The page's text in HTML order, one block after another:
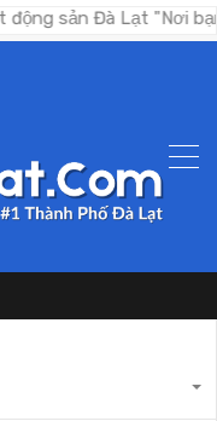
Đà Lạt "Nơi bạn tìm